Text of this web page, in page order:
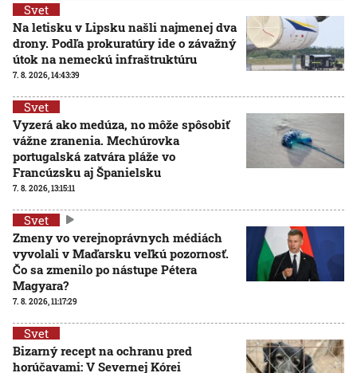
Svet
Na letisku v Lipsku našli najmenej dva
drony. Podľa prokuratúry ide o závažný
útok na nemeckú infraštruktúru
7. 8. 2026, 14:43:39
Svet
Vyzerá ako medúza, no môže spôsobiť
vážne zranenia. Mechúrovka
portugalská zatvára pláže vo
Francúzsku aj Španielsku
7. 8. 2026, 13:15:11
Svet
Zmeny vo verejnoprávnych médiách
vyvolali v Maďarsku veľkú pozornosť.
Čo sa zmenilo po nástupe Pétera
Magyara?
7. 8. 2026, 11:17:29
Svet
Bizarný recept na ochranu pred
horúčavami: V Severnej Kórei